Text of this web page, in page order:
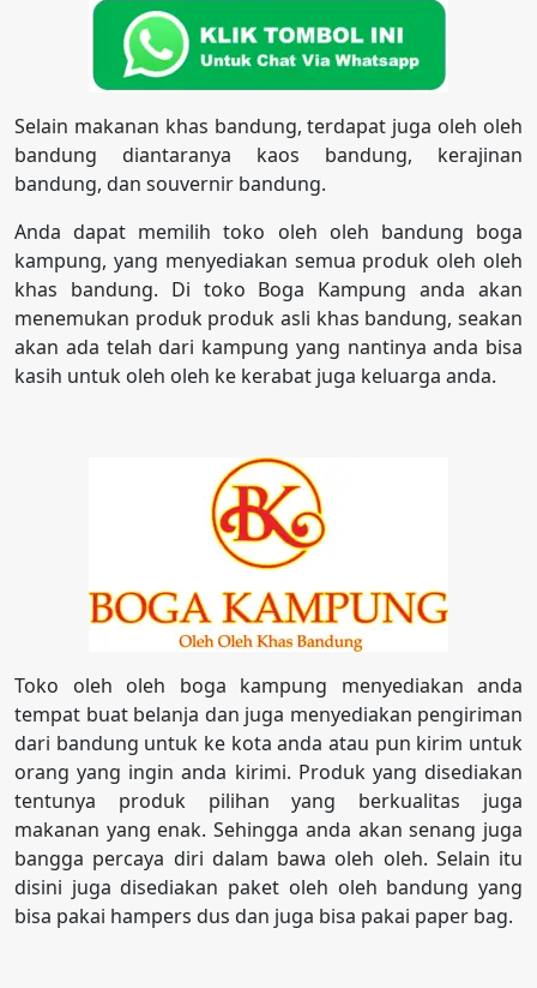
Selain makanan khas bandung, terdapat juga oleh oleh
bandung diantaranya kaos bandung, kerajinan
bandung, dan souvernir bandung.
Anda dapat memilih toko oleh oleh bandung boga
kampung, yang menyediakan semua produk oleh oleh
khas bandung. Di toko Boga Kampung anda akan
menemukan produk produk asli khas bandung, seakan
akan ada telah dari kampung yang nantinya anda bisa
kasih untuk oleh oleh ke kerabat juga keluarga anda.
Toko oleh oleh boga kampung menyediakan anda
tempat buat belanja dan juga menyediakan pengiriman
dari bandung untuk ke kota anda atau pun kirim untuk
orang yang ingin anda kirimi. Produk yang disediakan
tentunya produk pilihan yang berkualitas juga
makanan yang enak. Sehingga anda akan senang juga
bangga percaya diri dalam bawa oleh oleh. Selain itu
disini juga disediakan paket oleh oleh bandung yang
bisa pakai hampers dus dan juga bisa pakai paper bag.